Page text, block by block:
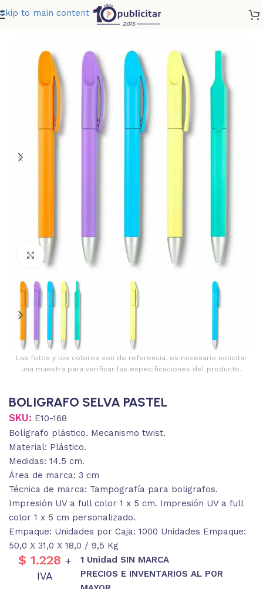
Skip to main content
BOLIGRAFO SELVA PASTEL
Clic para ampliar
Las fotos y los colores son de referencia, es necesario solicitar
una muestra para verificar las especificaciones del producto.
BOLIGRAFO SELVA PASTEL
SKU: E10-168
Bolígrafo plástico. Mecanismo twist.
Material: Plástico.
Medidas: 14.5 cm.
Área de marca: 3 cm
Técnica de marca: Tampografía para boligrafos.
Impresión UV a full color 1 x 5 cm. Impresión UV a full
color 1 x 5 cm personalizado.
Empaque: Unidades por Caja: 1000 Unidades Empaque:
50,0 X 31,0 X 18,0 / 9,5 Kg
$ 1.228 +
IVA
1 Unidad SIN MARCA
PRECIOS E INVENTARIOS AL POR